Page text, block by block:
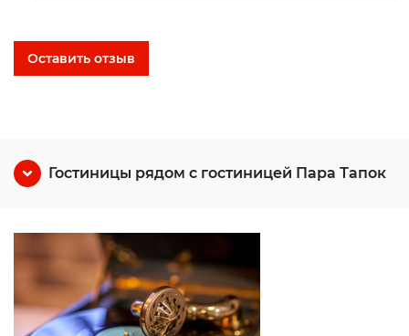
Оставить отзыв
Гостиницы рядом с гостиницей Пара Тапок